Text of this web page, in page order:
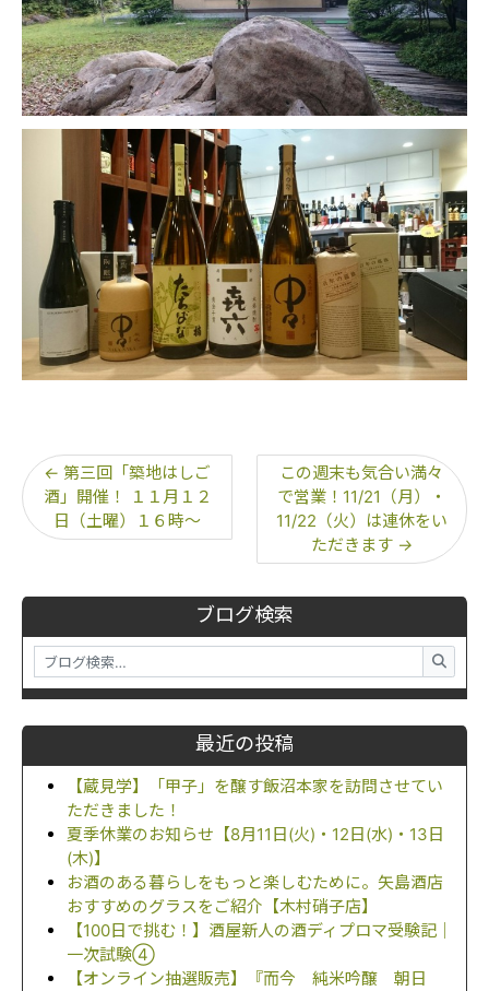
ブログ検索
最近の投稿
【蔵見学】「甲子」を醸す飯沼本家を訪問させてい
ただきました！
夏季休業のお知らせ【8月11日(火)・12日(水)・13日
(木)】
お酒のある暮らしをもっと楽しむために。矢島酒店
おすすめのグラスをご紹介【木村硝子店】
【100日で挑む！】酒屋新人の酒ディプロマ受験記｜
一次試験④
【オンライン抽選販売】『而今 純米吟醸 朝日
← 第三回「築地はしご
酒」開催！ １１月１２
日（土曜）１６時～
この週末も気合い満々
で営業！11/21（月）・
11/22（火）は連休をい
ただきます →